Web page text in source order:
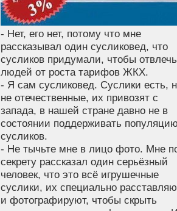
- Нет, его нет, потому что мне
рассказывал один сусликовед, что
сусликов придумали, чтобы отвлечь
людей от роста тарифов ЖКХ.
- Я сам сусликовед. Суслики есть,
не отечественные, их привозят с
запада, в нашей стране давно не в
состоянии поддерживать
сусликов.
- Не тычьте мне в лицо фото. Мне
секрету рассказал один серьёзный
человек, что это всё игрушечные
суслики, их специально
и фотографируют, чтобы скрыть